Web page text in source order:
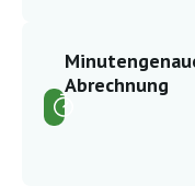
Abrechnung